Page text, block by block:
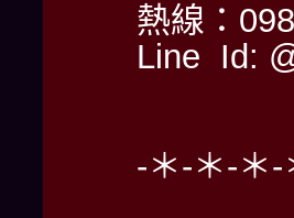
熱線：
Line Id:
-＊-＊-＊